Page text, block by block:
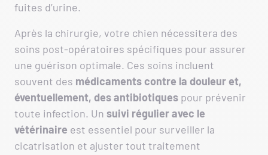
fuites d’urine.
Après la chirurgie, votre chien nécessitera des
soins post-opératoires spécifiques pour assurer
une guérison optimale. Ces soins incluent
souvent des médicaments contre la douleur et,
éventuellement, des antibiotiques pour prévenir
toute infection. Un suivi régulier avec le
vétérinaire est essentiel pour surveiller la
cicatrisation et ajuster tout traitement